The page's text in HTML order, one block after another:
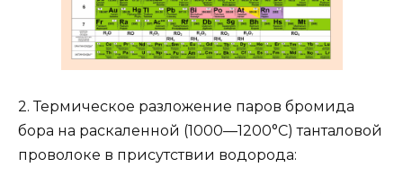
2. Термическое разложение паров бромида
бора на раскаленной (1000—1200°C) танталовой
проволоке в присутствии водорода: